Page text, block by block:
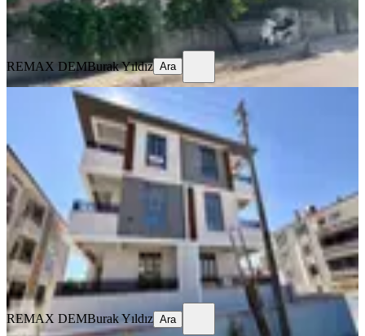
REMAX DEM Burak Yıldız
Ara
REMAX DEMBurak Yıldız Ara
SIFIR BİNA
Remax Dem'den Kazim Karabekir
Mah. 2+1 Ara Kat Fırsat Daire
Merkez, Kazım Karabekir Mahallesi
2+1
100 m²·2. Kat·23.07.2026
21.000 ₺
REMAX DEMBurak Yıldız
Ara
REMAX DEMBurak Yıldız Ara